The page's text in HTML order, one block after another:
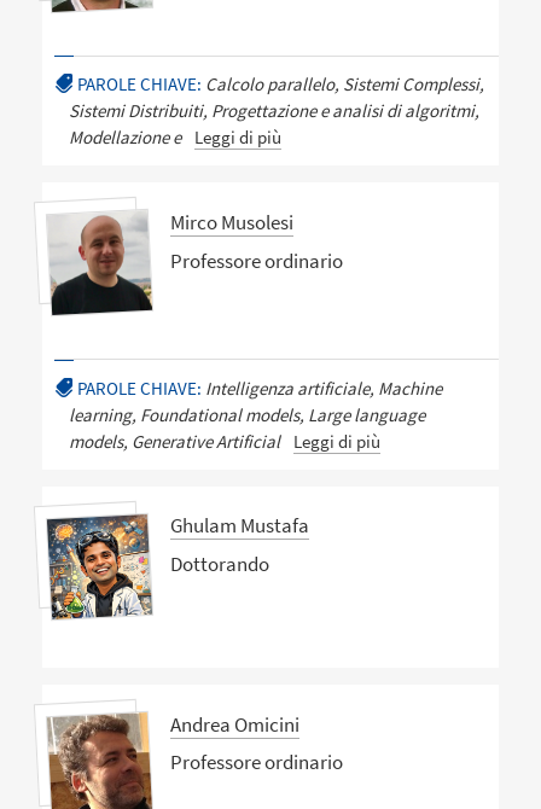
PAROLE CHIAVE: Calcolo parallelo, Sistemi Complessi,
Sistemi Distribuiti, Progettazione e analisi di algoritmi,
Modellazione e
Leggi di più
Mirco Musolesi
Professore ordinario
PAROLE CHIAVE: Intelligenza artificiale, Machine
learning, Foundational models, Large language
models, Generative Artificial
Leggi di più
Ghulam Mustafa
Dottorando
Andrea Omicini
Professore ordinario